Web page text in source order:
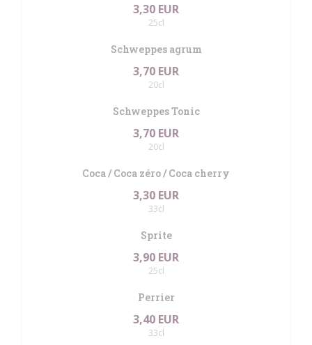
3,30 EUR
25cl
Schweppes agrum
3,70 EUR
20cl
Schweppes Tonic
3,70 EUR
20cl
Coca / Coca zéro / Coca cherry
3,30 EUR
33cl
Sprite
3,90 EUR
25cl
Perrier
3,40 EUR
33cl